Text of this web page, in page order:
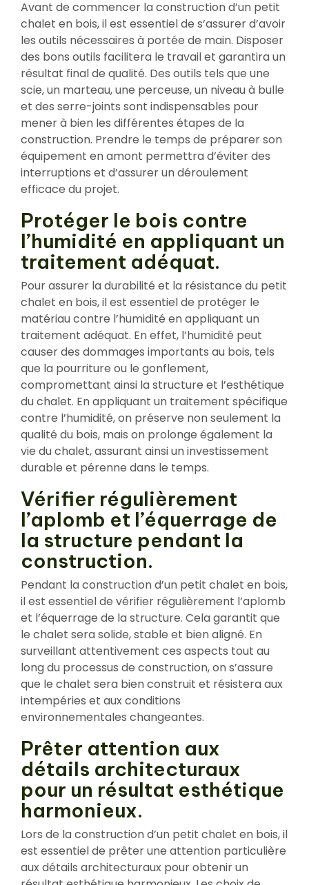
Avant de commencer la construction d’un petit
chalet en bois, il est essentiel de s’assurer d’avoir
les outils nécessaires à portée de main. Disposer
des bons outils facilitera le travail et garantira un
résultat final de qualité. Des outils tels que une
scie, un marteau, une perceuse, un niveau à bulle
et des serre-joints sont indispensables pour
mener à bien les différentes étapes de la
construction. Prendre le temps de préparer son
équipement en amont permettra d’éviter des
interruptions et d’assurer un déroulement
efficace du projet.
Protéger le bois contre
l’humidité en appliquant un
traitement adéquat.
Pour assurer la durabilité et la résistance du petit
chalet en bois, il est essentiel de protéger le
matériau contre l’humidité en appliquant un
traitement adéquat. En effet, l’humidité peut
causer des dommages importants au bois, tels
que la pourriture ou le gonflement,
compromettant ainsi la structure et l’esthétique
du chalet. En appliquant un traitement spécifique
contre l’humidité, on préserve non seulement la
qualité du bois, mais on prolonge également la
vie du chalet, assurant ainsi un investissement
durable et pérenne dans le temps.
Vérifier régulièrement
l’aplomb et l’équerrage de
la structure pendant la
construction.
Pendant la construction d’un petit chalet en bois,
il est essentiel de vérifier régulièrement l’aplomb
et l’équerrage de la structure. Cela garantit que
le chalet sera solide, stable et bien aligné. En
surveillant attentivement ces aspects tout au
long du processus de construction, on s’assure
que le chalet sera bien construit et résistera aux
intempéries et aux conditions
environnementales changeantes.
Prêter attention aux
détails architecturaux
pour un résultat esthétique
harmonieux.
Lors de la construction d’un petit chalet en bois, il
est essentiel de prêter une attention particulière
aux détails architecturaux pour obtenir un